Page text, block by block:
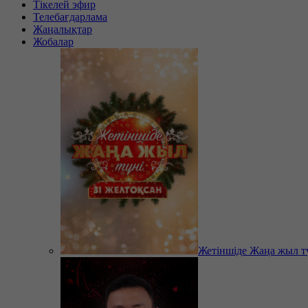
Тікелей эфир
Телебағдарлама
Жаңалықтар
Жобалар
Жетіншіде Жаңа жыл